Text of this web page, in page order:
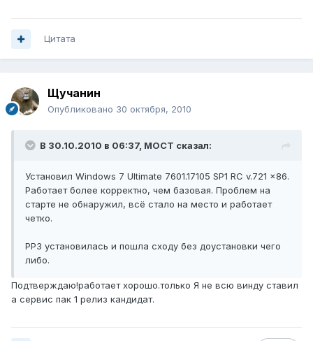
Цитата
Щучанин
Опубликовано 30 октября, 2010
В 30.10.2010 в 06:37, MOCT сказал:
Установил Windows 7 Ultimate 7601.17105 SP1 RC v.721 x86.
Работает более корректно, чем базовая. Проблем на
старте не обнаружил, всё стало на место и работает
четко.
РР3 установилась и пошла сходу без доустановки чего
либо.
Подтверждаю!работает хорошо.только Я не всю винду ставил
а сервис пак 1 релиз кандидат.